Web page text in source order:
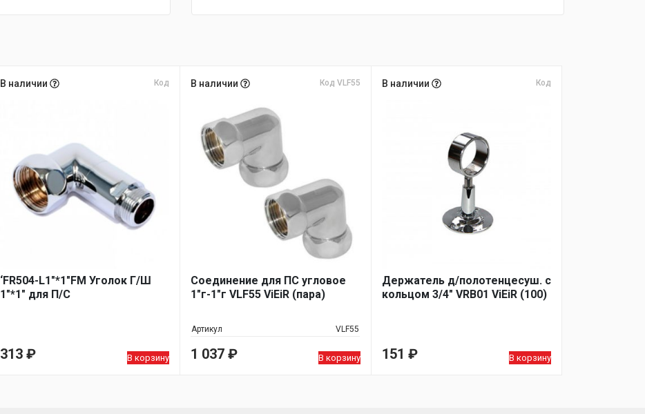
В наличии Код
‘FR504-L1"*1"FM Уголок Г/Ш
1"*1" для П/С
313 ₽ В корзину
В наличии Код VLF55
Соединение для ПС угловое
1"г-1"г VLF55 ViEiR (пара)
Артикул VLF55
1 037 ₽ В корзину
В наличии Код
Держатель д/полотенцесуш. с
кольцом 3/4" VRB01 ViEiR (100)
151 ₽ В корзину